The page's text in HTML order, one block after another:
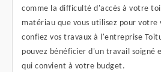
comme la difficulté d'accès à votre
matériau que vous utilisez pour votre
confiez vos travaux à l'entreprise
pouvez bénéficier d'un travail soigné
qui convient à votre budget.